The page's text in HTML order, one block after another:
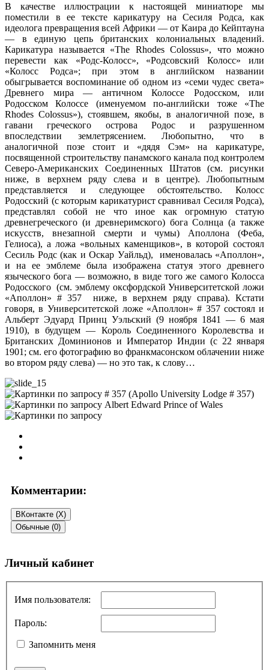
В качестве иллюстрации к настоящей миниатюре мы
поместили в ее тексте карикатуру на Сесиля Родса, как
идеолога превращения всей Африки — от Каира до Кейптауна
— в единую цепь британских колониальных владений.
Карикатура называется «The Rhodes Colossus», что можно
перевести как «Родс-Колосс», «Родсовский Колосс» или
«Колосс Родса»; при этом в английском названии
обыгрывается воспоминание об одном из «семи чудес света»
Древнего мира — античном Колоссе Родосском, или
Родосском Колоссе (именуемом по-английски тоже «The
Rhodes Colossus»), стоявшем, якобы, в аналогичной позе, в
гавани греческого острова Родос и разрушенном
впоследствии землетрясением. Любопытно, что в
аналогичной позе стоит и «дядя Сэм» на карикатуре,
посвященной строительству панамского канала под контролем
Северо-Американских Соединенных Штатов (см. рисунки
ниже, в верхнем ряду слева и в центре). Любопытным
представляется и следующее обстоятельство. Колосс
Родосский (с которым карикатурист сравнивал Сесиля Родса),
представлял собой не что иное как огромную статую
древнегреческого (и древнеримского) бога Солнца (а также
искусств, внезапной смерти и чумы) Аполлона (Феба,
Гелиоса), а ложа «вольных каменщиков», в которой состоял
Сесиль Родс (как и Оскар Уайльд), именовалась «Аполлон»,
и на ее эмблеме была изображена статуя этого древнего
языческого бога — возможно, в виде того же самого Колосса
Родосского (см. эмблему оксфордской Университетской ложи
«Аполлон» # 357 ниже, в верхнем ряду справа). Кстати
говоря, в Университетской ложе «Аполлон» # 357 состоял и
Альберт Эдуард Принц Уэльский (9 ноября 1841 — 6 мая
1910), в будущем — Король Соединенного Королевства и
Британских Доминионов и Император Индии (с 22 января
1901; см. его фотографию во франкмасонском облачении ниже
во втором ряду слева) — но это так, к слову…
Комментарии:
ВКонтакте (X)
Обычные (0)
Добавить комментарий
помечены*
Комментарий
Личный кабинет
Имя пользователя:
Пароль:
Запомнить меня